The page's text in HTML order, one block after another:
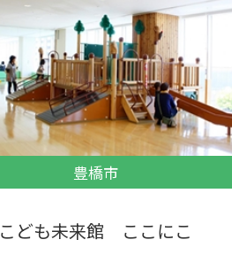
豊橋市
こども未来館 ここにこ